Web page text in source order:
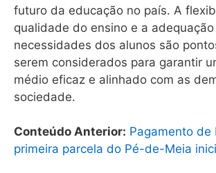
futuro da educação no país. A
qualidade do ensino e a adequação
necessidades dos alunos são
serem considerados para garantir
médio eficaz e alinhado com as
sociedade.
Conteúdo Anterior: Pagamento de
primeira parcela do Pé-de-Meia